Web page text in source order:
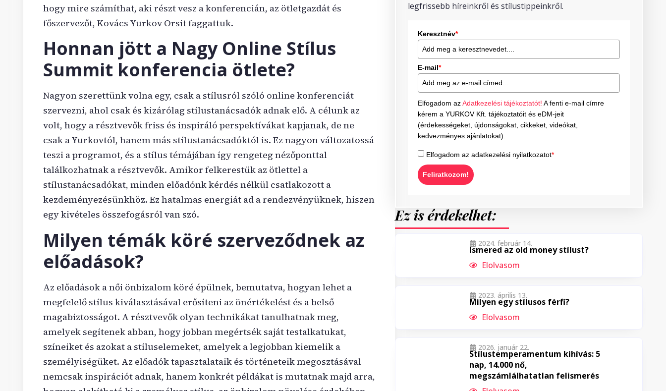
hogy mire számíthat, aki részt vesz a konferencián, az ötletgazdát és
főszervezőt, Kovács Yurkov Orsit faggattuk.
Honnan jött a Nagy Online Stílus
Summit konferencia ötlete?
Nagyon szerettünk volna egy, csak a stílusról szóló online konferenciát
szervezni, ahol csak és kizárólag stílustanácsadók adnak elő. A célunk az
volt, hogy a résztvevők friss és inspiráló perspektívákat kapjanak, de ne
csak a Yurkovtól, hanem más stílustanácsadóktól is. Ez nagyon változatossá
teszi a programot, és a stílus témájában így rengeteg nézőponttal
találkozhatnak a résztvevők. Amikor felkerestük az ötlettel a
stílustanácsadókat, minden előadónk kérdés nélkül csatlakozott a
kezdeményezésünkhöz. Ez hatalmas energiát ad a rendezvényüknek, hiszen
egy kivételes összefogásról van szó.
Milyen témák köré szerveződnek az
előadások?
Az előadások a női önbizalom köré épülnek, bemutatva, hogyan lehet a
megfelelő stílus kiválasztásával erősíteni az önértékelést és a belső
magabiztosságot. A résztvevők olyan technikákat tanulhatnak meg,
amelyek segítenek abban, hogy jobban megértsék saját testalkatukat,
színeiket és azokat a stíluselemeket, amelyek a legjobban kiemelik a
személyiségüket. Az előadók tapasztalataik és történeteik megosztásával
nemcsak inspirációt adnak, hanem konkrét példákat is mutatnak majd arra,
legfrissebb híreinkről és stílustippeinkről.
Keresztnév*
E-mail*
Elfogadom azAdatkezelési tájékoztatót! A fenti e-mail címre
kérem a YURKOV Kft. tájékoztatóit és eDM-jeit
(érdekességeket, újdonságokat, cikkeket, videókat,
kedvezményes ajánlatokat).
Elfogadom az adatkezelési nyilatkozatot*
Feliratkozom!
Ez is érdekelhet:
2024. február 14.
Ismered az old money stílust?
Elolvasom
2023. április 13.
Milyen egy stílusos férfi?
Elolvasom
2026. január 22.
Stílustemperamentum kihívás: 5
nap, 14.000 nő,
megszámlálhatatlan felismerés